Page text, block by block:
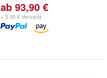
ab 93,90 €
+ 3,00 € Versand